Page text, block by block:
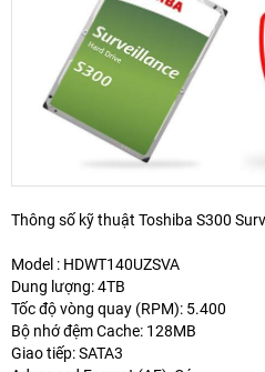
Thông số kỹ thuật Toshiba S300
Model : HDWT140UZSVA
Dung lượng: 4TB
Tốc độ vòng quay (RPM): 5.400
Bộ nhớ đệm Cache: 128MB
Giao tiếp: SATA3